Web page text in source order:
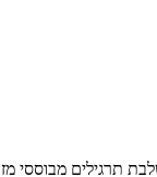
תרגילים מבוססי